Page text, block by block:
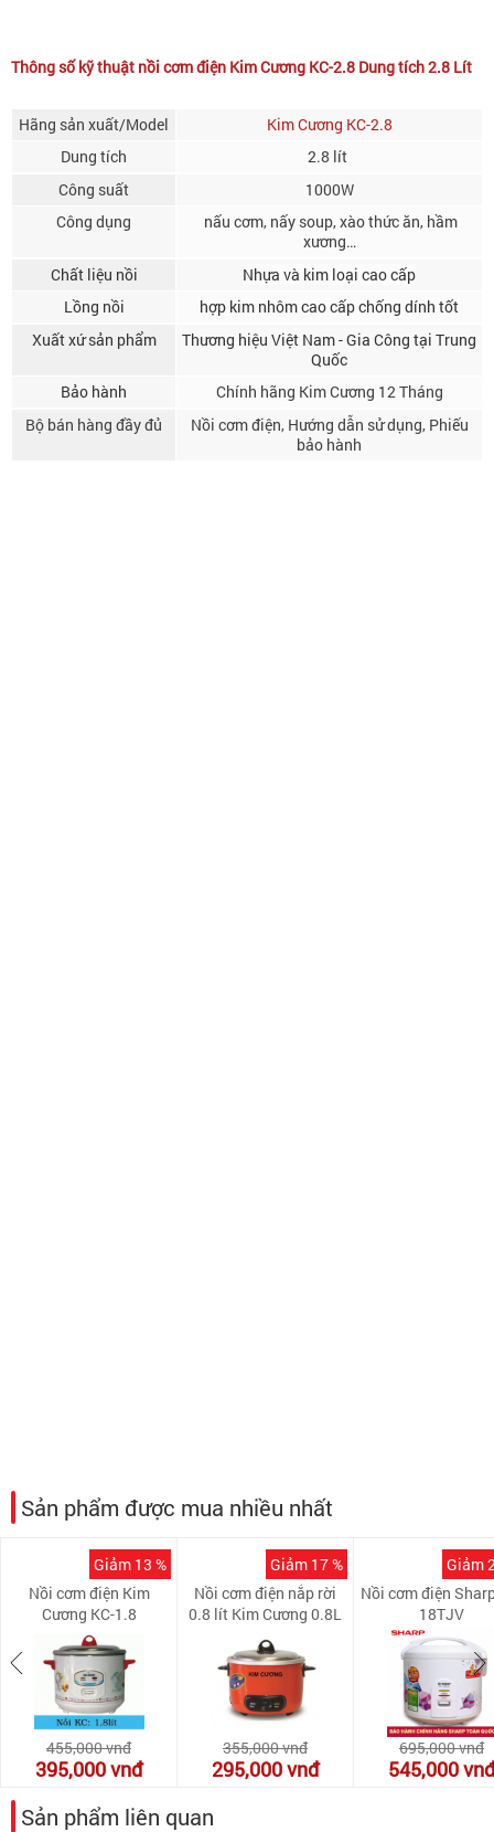
Thông số kỹ thuật nồi cơm điện Kim Cương KC-2.8 Dung tích 2.8 Lít
Hãng sản xuất/Model
Kim Cương KC-2.8
Dung tích
2.8 lít
Công suất
1000W
Công dụng
nấu cơm, nấy soup, xào thức ăn, hầm
xương…
Chất liệu nồi
Nhựa và kim loại cao cấp
Lồng nồi
hợp kim nhôm cao cấp chống dính tốt
Xuất xứ sản phẩm
Thương hiệu Việt Nam - Gia Công tại Trung
Quốc
Bảo hành
Chính hãng Kim Cương 12 Tháng
Bộ bán hàng đầy đủ
Nồi cơm điện, Hướng dẫn sử dụng, Phiếu
bảo hành
Sản phẩm được mua nhiều nhất
Giảm 13 %
Nồi cơm điện Kim
Cương KC-1.8
455,000vnđ
395,000vnđ
Giảm 17 %
Nồi cơm điện nắp rời
0.8 lít Kim Cương 0.8L
(08L)
355,000vnđ
295,000vnđ
Giảm
Nồi cơm điện
18TJV
695,000vnđ
545,000
Sản phẩm liên quan